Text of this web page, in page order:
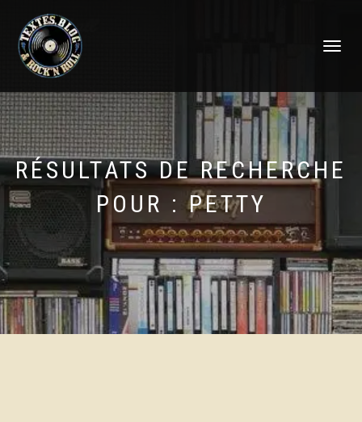
DÉPLIER
RÉSULTATS DE RECHERCHE
POUR :PETTY